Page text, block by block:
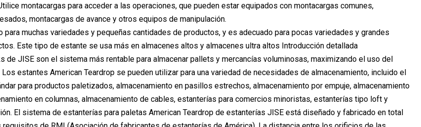
montacargas para acceder a las operaciones, que pueden estar equipados con montacargas comunes,
montacargas de avance y otros equipos de manipulación.
para muchas variedades y pequeñas cantidades de productos, y es adecuado para pocas variedades y grandes
Este tipo de estante se usa más en almacenes altos y almacenes ultra altos Introducción detallada
de JISE son el sistema más rentable para almacenar pallets y mercancías voluminosas, maximizando el uso del
estantes American Teardrop se pueden utilizar para una variedad de necesidades de almacenamiento, incluido el
para productos paletizados, almacenamiento en pasillos estrechos, almacenamiento por empuje, almacenamiento
en columnas, almacenamiento de cables, estanterías para comercios minoristas, estanterías tipo loft y
El sistema de estanterías para paletas American Teardrop de estanterías JISE está diseñado y fabricado en total